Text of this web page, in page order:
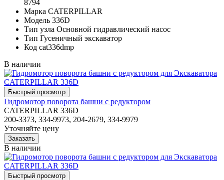
8794
Марка CATERPILLAR
Модель 336D
Тип узла Основной гидравлический насос
Тип Гусеничный экскаватор
Код cat336dmp
В наличии
Гидромотор поворота башни с редуктором
CATERPILLAR 336D
200-3373, 334-9973, 204-2679, 334-9979
Уточняйте цену
В наличии